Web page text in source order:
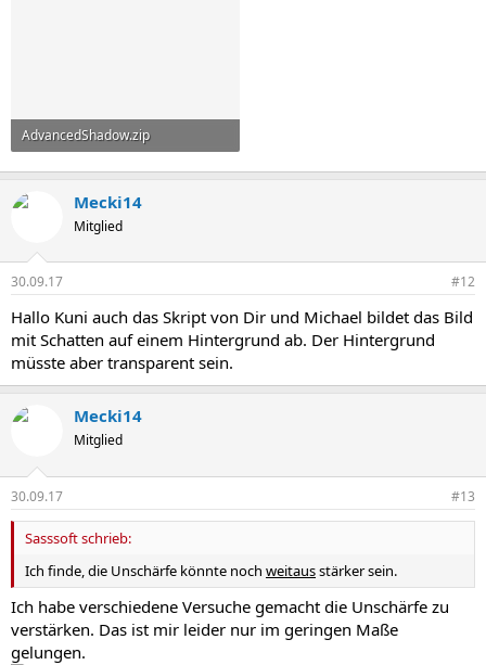
AdvancedShadow.zip
223 KB · Aufrufe: 872
Mecki14
Mitglied
30.09.17 #12
Hallo Kuni auch das Skript von Dir und Michael bildet das Bild
mit Schatten auf einem Hintergrund ab. Der Hintergrund
müsste aber transparent sein.
Mecki14
Mitglied
30.09.17 #13
Sasssoft schrieb:
Ich finde, die Unschärfe könnte noch weitausstärker sein.
Ich habe verschiedene Versuche gemacht die Unschärfe zu
verstärken. Das ist mir leider nur im geringen Maße
gelungen.